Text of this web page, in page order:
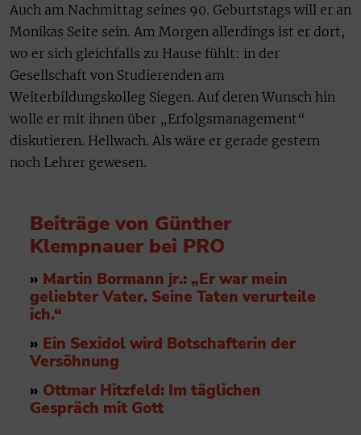
Auch am Nachmittag seines 90. Geburtstags will er an
Monikas Seite sein. Am Morgen allerdings ist er dort,
wo er sich gleichfalls zu Hause fühlt: in der
Gesellschaft von Studierenden am
Weiterbildungskolleg Siegen. Auf deren Wunsch hin
wolle er mit ihnen über „Erfolgsmanagement“
diskutieren. Hellwach. Als wäre er gerade gestern
noch Lehrer gewesen.
Beiträge von Günther
Klempnauer bei PRO
» Martin Bormann jr.: „Er war mein
geliebter Vater. Seine Taten verurteile
ich.“
» Ein Sexidol wird Botschafterin der
Versöhnung
» Ottmar Hitzfeld: Im täglichen
Gespräch mit Gott